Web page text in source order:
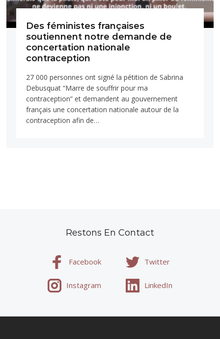
Des féministes françaises
soutiennent notre demande de
concertation nationale
contraception
27 000 personnes ont signé la pétition de Sabrina
Debusquat “Marre de souffrir pour ma
contraception” et demandent au gouvernement
français une concertation nationale autour de la
contraception afin de…
Restons En Contact
Facebook Twitter
Instagram LinkedIn